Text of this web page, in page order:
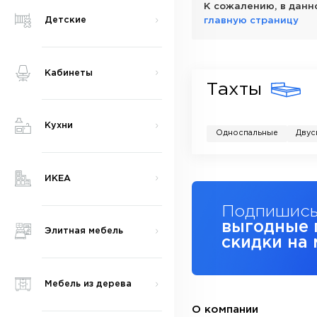
Детские
Кабинеты
Кухни
ИКЕА
Элитная мебель
Мебель из дерева
К сожалению, в
главную страницу
Тахты
Односпальные
выгодные
скидки на
О компании